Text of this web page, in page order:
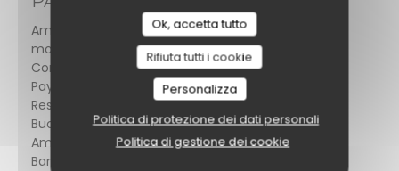
Ok, accetta tutto
Rifiuta tutti i cookie
Personalizza
Politica di protezione dei dati personali
Politica di gestione dei cookie
Amex, Pagamento
mobile, Buoni pasto,
Contactless
Payment, Titoli
Restaurant, Contanti,
Buoni vacanza,
American Express,
Bancomat